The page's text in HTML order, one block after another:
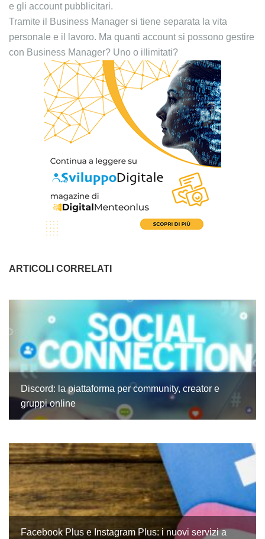
e gli account pubblicitari.
Tramite il Business Manager si tiene separata la vita
personale e il lavoro. Ma quanti account si possono gestire
con Business Manager? Uno o illimitati?
ARTICOLI CORRELATI
Discord: la piattaforma per community, creator e
gruppi online
Facebook Plus e Instagram Plus: i nuovi servizi a